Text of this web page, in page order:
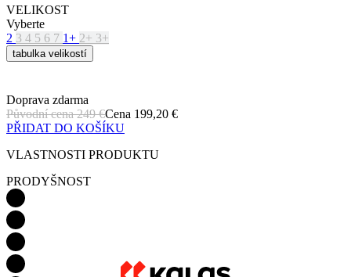
Doprava zdarma
Cena
Původní cena249 €
PŘIDAT DO KOŠÍKU
PRODYŠNOST
LEHKOST